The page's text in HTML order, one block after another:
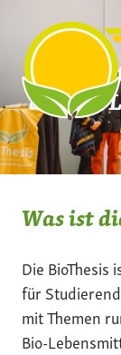
Inhalt
springenMach
der Bio-
Was ist
Die
für
mit Themen
Bio-